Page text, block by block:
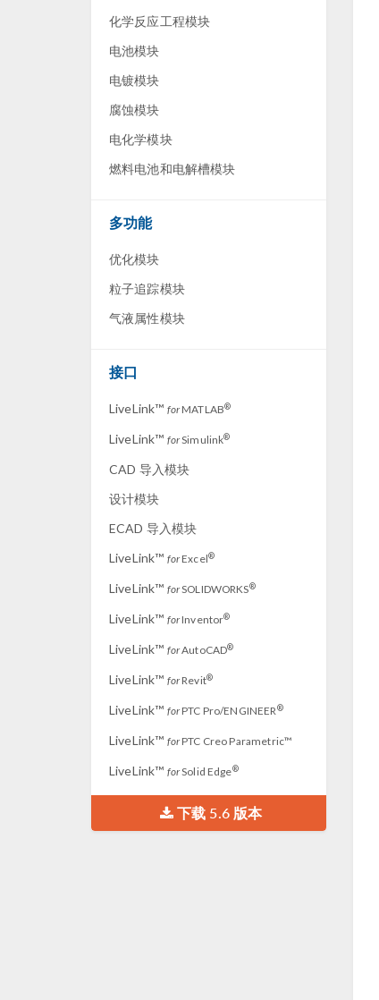
化学反应工程模块
电池模块
电镀模块
腐蚀模块
电化学模块
燃料电池和电解槽模块
多功能
优化模块
粒子追踪模块
气液属性模块
接口
LiveLink™ forMATLAB®
LiveLink™ forSimulink®
CAD 导入模块
设计模块
ECAD 导入模块
LiveLink™ forExcel®
LiveLink™ forSOLIDWORKS®
LiveLink™ forInventor®
LiveLink™ forAutoCAD®
LiveLink™ forRevit®
LiveLink™ forPTC Pro/ENGINEER®
LiveLink™ forPTC Creo Parametric™
LiveLink™ forSolid Edge®
下载 5.6 版本